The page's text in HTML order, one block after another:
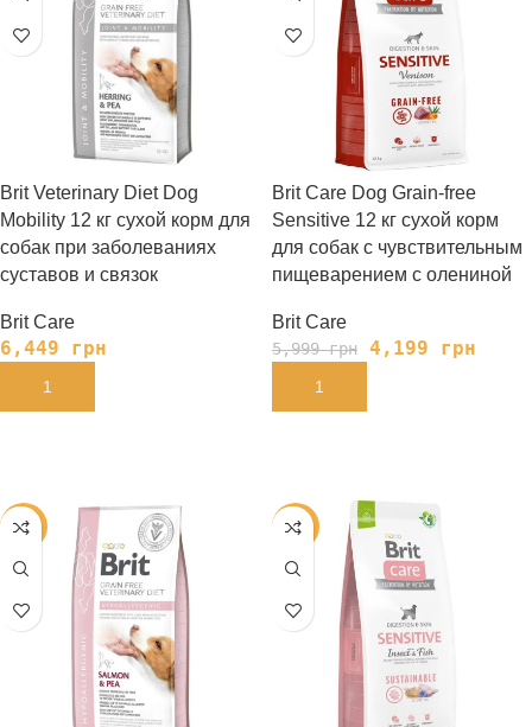
Brit Veterinary Diet Dog
Mobility 12 кг сухой корм для
собак при заболеваниях
суставов и связок
Brit Care
6,449 грн
В КОРЗИНУ
Brit Care Dog Grain-free
Sensitive 12 кг сухой корм
для собак с чувствительным
пищеварением с олениной
Brit Care
5,999грн 4,199 грн
В КОРЗИНУ
-35% -35%